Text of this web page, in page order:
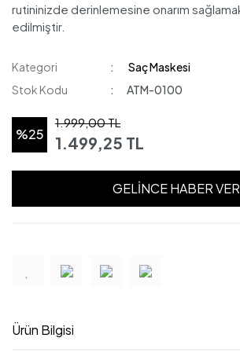
rutininizde derinlemesine onarım
edilmiştir.
Kategori
Saç Maskesi
Stok Kodu
ATM-0100
%25
1.999,00 TL
1.499,25 TL
GELİNCE HABER VER
Ürün Bilgisi